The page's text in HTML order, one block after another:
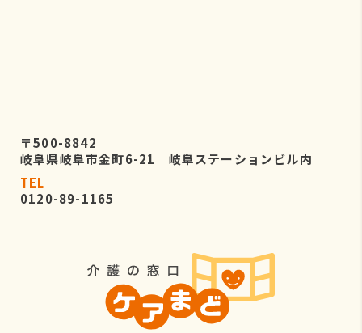
〒500-8842
岐阜県岐阜市金町6-21 岐阜ステーションビル内
TEL
0120-89-1165